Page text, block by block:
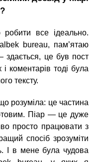
все ідеально.
bureau, пам’ятаю
здається, це був пост
коментарів тоді була
тексту.
розуміла: це частина
Піар — це дуже
просто працювати з
спосіб зрозуміти
І в мене була чудова